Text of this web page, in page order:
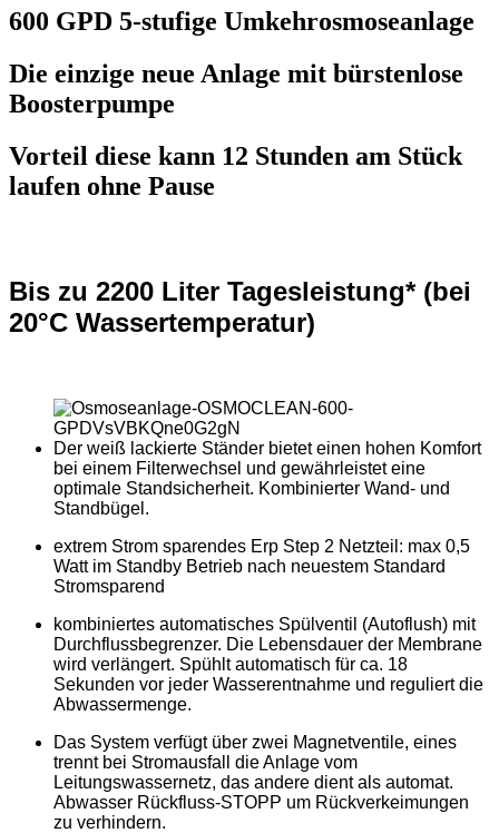
600 GPD 5-stufige Umkehrosmoseanlage
Die einzige neue Anlage mit bürstenlose
Boosterpumpe
Vorteil diese kann 12 Stunden am Stück
laufen ohne Pause
Bis zu 2200 Liter Tagesleistung* (bei
20°C Wassertemperatur)
Der weiß lackierte Ständer bietet einen hohen Komfort
bei einem Filterwechsel und gewährleistet eine
optimale Standsicherheit. Kombinierter Wand- und
Standbügel.
extrem Strom sparendes Erp Step 2 Netzteil: max 0,5
Watt im Standby Betrieb nach neuestem Standard
Stromsparend
kombiniertes automatisches Spülventil (Autoflush) mit
Durchflussbegrenzer. Die Lebensdauer der Membrane
wird verlängert. Spühlt automatisch für ca. 18
Sekunden vor jeder Wasserentnahme und reguliert die
Abwassermenge.
Das System verfügt über zwei Magnetventile, eines
trennt bei Stromausfall die Anlage vom
Leitungswassernetz, das andere dient als automat.
Abwasser Rückfluss-STOPP um Rückverkeimungen
zu verhindern.